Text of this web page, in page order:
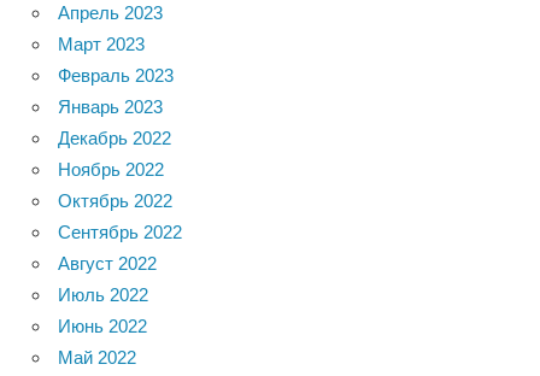
Апрель 2023
Март 2023
Февраль 2023
Январь 2023
Декабрь 2022
Ноябрь 2022
Октябрь 2022
Сентябрь 2022
Август 2022
Июль 2022
Июнь 2022
Май 2022